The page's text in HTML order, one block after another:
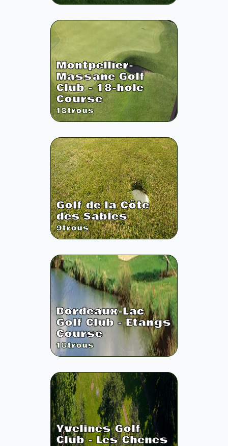
Montpellier-
Massane Golf
Club - 18-hole
Course
18trous
Golf de la Côte
des Sables
9trous
Bordeaux-Lac
Golf Club - Etangs
Course
18trous
Yvelines Golf
Club - Les Chenes